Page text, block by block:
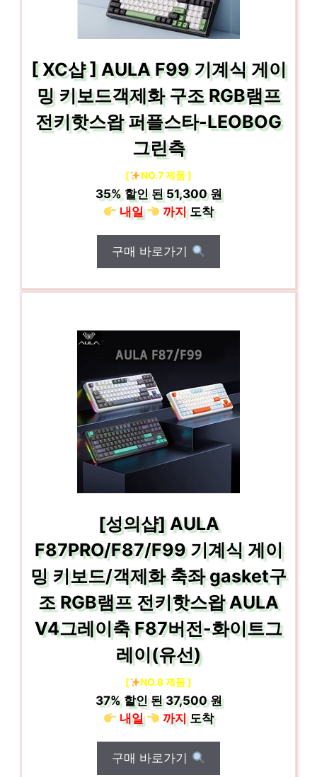
[ XC샵 ] AULA F99 기계식 게이
밍 키보드객제화 구조 RGB램프
전키핫스왑 퍼플스타-LEOBOG
그린측
[ NO.7 제품 ]
35%할인 된51,300 원
내일
까지도착
구매 바로가기
[성의샵] AULA
F87PRO/F87/F99 기계식 게이
밍 키보드/객제화 축좌 gasket구
조 RGB램프 전키핫스왑 AULA
V4그레이축 F87버전-화이트그
레이(유선)
[ NO.8 제품 ]
37%할인 된37,500 원
내일
까지도착
구매 바로가기